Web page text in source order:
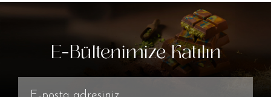
E-Bültenimize Katılın